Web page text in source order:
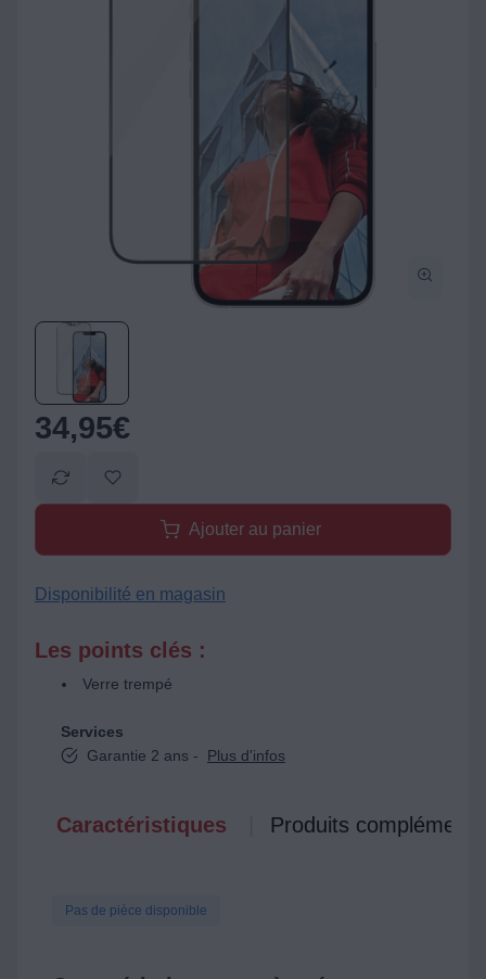
34,95€
Ajouter au panier
Disponibilité en magasin
Les points clés :
Verre trempé
Services
Garantie 2 ans -
Plus d'infos
Caractéristiques Produits
Pas de pièce disponible